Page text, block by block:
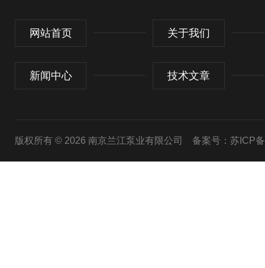
网站首页 关于我们
新闻中心 技术文章
版权所有 © 2026 南京兰江泵业有限公司 备案号：苏ICP